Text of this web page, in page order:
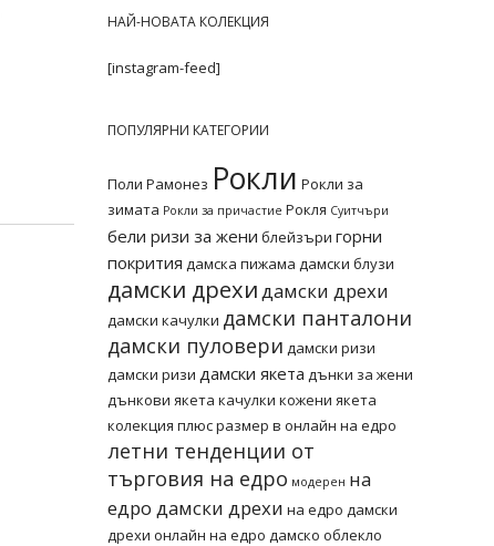
НАЙ-НОВАТА КОЛЕКЦИЯ
[instagram-feed]
ПОПУЛЯРНИ КАТЕГОРИИ
Поли Рамонез Рокли Рокли за
зимата Рокли за причастие Рокля Суитчъри
бели ризи за жени блейзъри горни
покрития дамска пижама дамски блузи
дамски дрехидамски дрехи
дамски качулки дамски панталони
дамски пуловери дамски ризи
дамски ризи дамски якета дънки за жени
дънкови якета качулки кожени якета
колекция плюс размер в онлайн на едро
летни тенденции от
търговия на едро модерен на
едро дамски дрехи на едро дамски
дрехи онлайн на едро дамско облекло